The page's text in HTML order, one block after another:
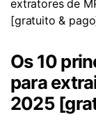
extratores de
[gratuito &
Os 10
para
2025